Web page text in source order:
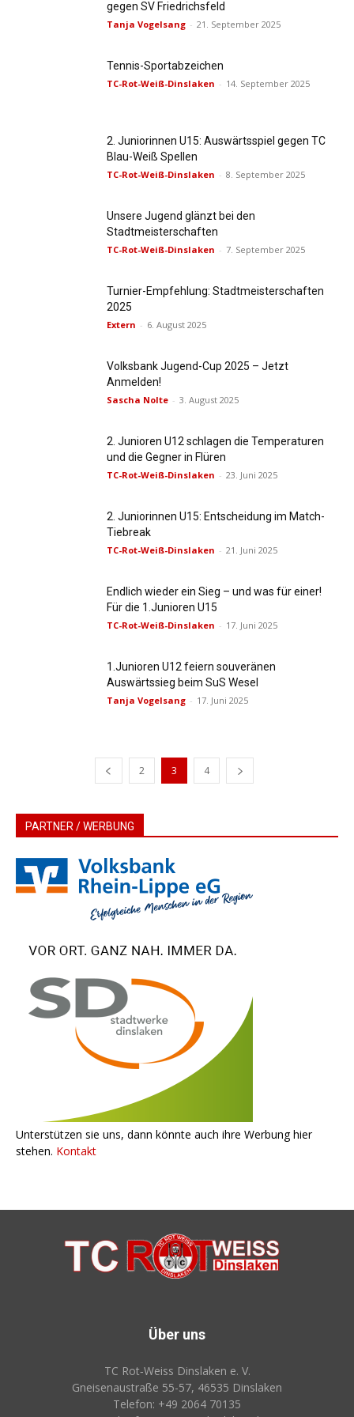
gegen SV Friedrichsfeld
Tanja Vogelsang - 21. September 2025
Tennis-Sportabzeichen
TC-Rot-Weiß-Dinslaken - 14. September 2025
2. Juniorinnen U15: Auswärtsspiel gegen TC
Blau-Weiß Spellen
TC-Rot-Weiß-Dinslaken - 8. September 2025
Unsere Jugend glänzt bei den
Stadtmeisterschaften
TC-Rot-Weiß-Dinslaken - 7. September 2025
Turnier-Empfehlung: Stadtmeisterschaften
2025
Extern - 6. August 2025
Volksbank Jugend-Cup 2025 – Jetzt
Anmelden!
Sascha Nolte - 3. August 2025
2. Junioren U12 schlagen die Temperaturen
und die Gegner in Flüren
TC-Rot-Weiß-Dinslaken - 23. Juni 2025
2. Juniorinnen U15: Entscheidung im Match-
Tiebreak
TC-Rot-Weiß-Dinslaken - 21. Juni 2025
Endlich wieder ein Sieg – und was für einer!
Für die 1.Junioren U15
TC-Rot-Weiß-Dinslaken - 17. Juni 2025
1.Junioren U12 feiern souveränen
Auswärtssieg beim SuS Wesel
Tanja Vogelsang - 17. Juni 2025
2 3 4
PARTNER / WERBUNG
Unterstützen sie uns, dann könnte auch ihre Werbung hier
stehen. Kontakt
Über uns
TC Rot‑Weiss Dinslaken e. V.
Gneisenaustraße 55-57, 46535 Dinslaken
Telefon: +49 2064 70135